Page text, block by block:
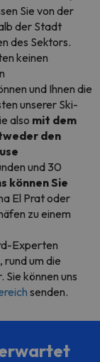
Sie von der
der Stadt
des Sektors.
keinen
und Ihnen die
unserer Ski-
also mit dem
den
und 30
können Sie
El Prat oder
zu einem
Experten
rund um die
können uns
senden.